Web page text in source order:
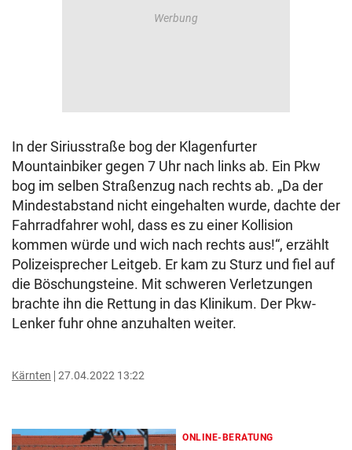
In der Siriusstraße bog der Klagenfurter
Mountainbiker gegen 7 Uhr nach links ab. Ein Pkw
bog im selben Straßenzug nach rechts ab. „Da der
Mindestabstand nicht eingehalten wurde, dachte der
Fahrradfahrer wohl, dass es zu einer Kollision
kommen würde und wich nach rechts aus!“, erzählt
Polizeisprecher Leitgeb. Er kam zu Sturz und fiel auf
die Böschungsteine. Mit schweren Verletzungen
brachte ihn die Rettung in das Klinikum. Der Pkw-
Lenker fuhr ohne anzuhalten weiter.
Kärnten 27.04.2022 13:22
ONLINE-BERATUNG